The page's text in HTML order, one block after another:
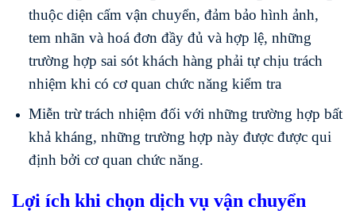
thuộc diện cấm vận chuyển, đảm bảo hình ảnh,
tem nhãn và hoá đơn đầy đủ và hợp lệ, những
trường hợp sai sót khách hàng phải tự chịu trách
nhiệm khi có cơ quan chức năng kiểm tra
Miễn trừ trách nhiệm đối với những trường hợp bất
khả kháng, những trường hợp này được được qui
định bởi cơ quan chức năng.
Lợi ích khi chọn dịch vụ vận chuyển